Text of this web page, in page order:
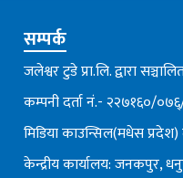
सम्पर्क
जलेश्वर टुडे प्रा.लि. द्वारा
कम्पनी दर्ता नं.- २२७१६०/
मिडिया काउन्सिल(मधेस
केन्द्रीय कार्यालय: जनकपुर,